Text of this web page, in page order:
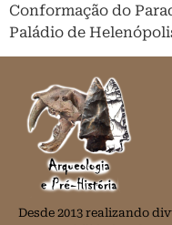
Conformação do
Paládio de
Desde 2013 realizando